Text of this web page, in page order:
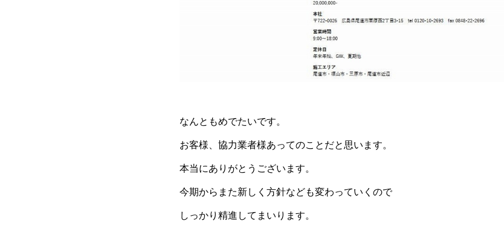
なんともめでたいです。
お客様、協力業者様あってのことだと思います。
本当にありがとうございます。
今期からまた新しく方針なども変わっていくので
しっかり精進してまいります。